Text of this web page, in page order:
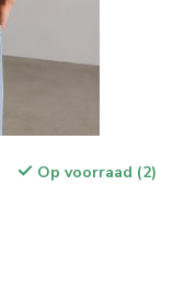
Op voorraad (2)